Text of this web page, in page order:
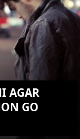
ARE VIEWING MOST
RECENT POST
AGAR
GO